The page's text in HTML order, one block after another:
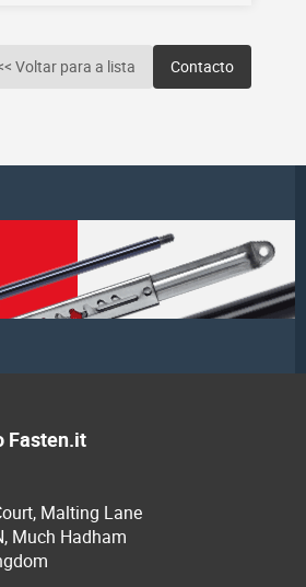
Voltar para a lista Contacto
Fasten.it
Malting Lane
Much Hadham